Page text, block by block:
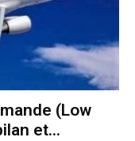
(Low
et...